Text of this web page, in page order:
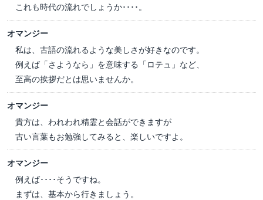
これも時代の流れでしょうか････。
オマンジー
私は、古語の流れるような美しさが好きなのです。
例えば「さようなら」を意味する「ロテュ」など、
至高の挨拶だとは思いませんか。
オマンジー
貴方は、われわれ精霊と会話ができますが
古い言葉もお勉強してみると、楽しいですよ。
オマンジー
例えば････そうですね。
まずは、基本から行きましょう。